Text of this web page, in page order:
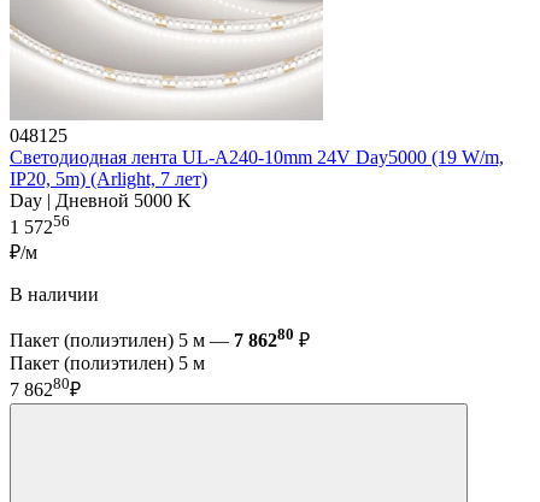
048125
Светодиодная лента UL-A240-10mm 24V Day5000 (19 W/m,
IP20, 5m) (Arlight, 7 лет)
Day | Дневной 5000 K
1 57256
₽/м
В наличии
Пакет (полиэтилен) 5 м — 7 86280 ₽
Пакет (полиэтилен) 5 м
7 86280₽